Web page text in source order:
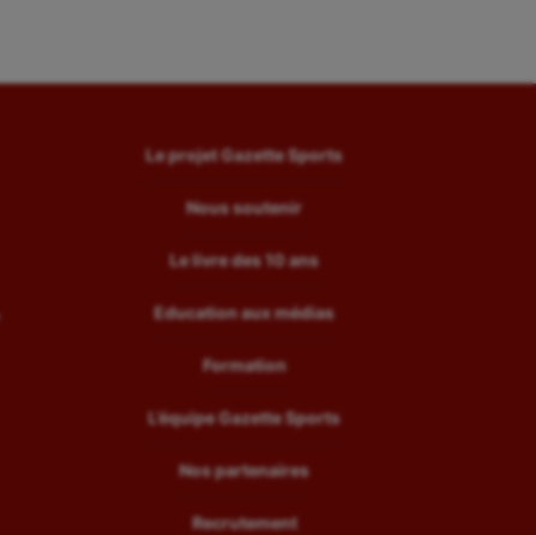
Le projet Gazette Sports
Nous soutenir
Le livre des 10 ans
Education aux médias
Formation
L’équipe Gazette Sports
Nos partenaires
Recrutement